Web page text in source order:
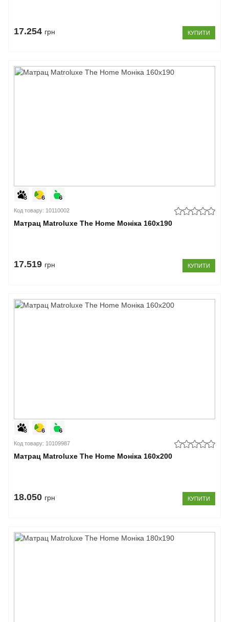
17.254 грн КУПИТИ
Код товару: 10110002
Матрац Matroluxe The Home Моніка 160x190
17.519 грн КУПИТИ
Код товару: 10109987
Матрац Matroluxe The Home Моніка 160x200
18.050 грн КУПИТИ